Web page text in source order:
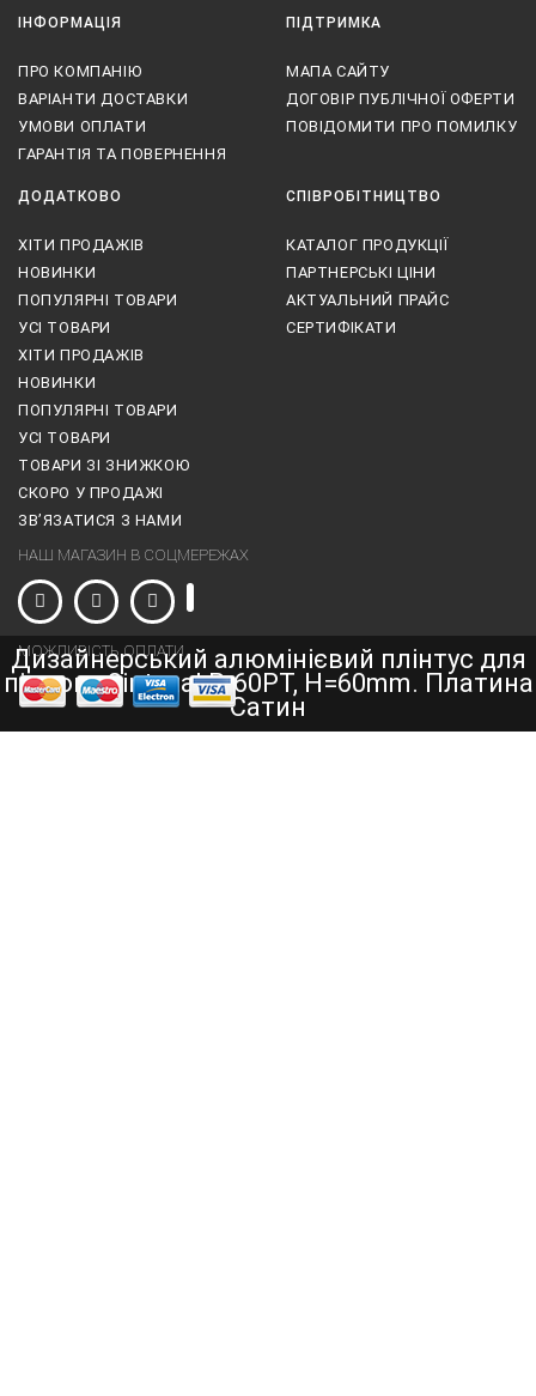
Дизайнерський алюмінієвий плінтус для
підлоги Sintezal P-60PT, H=60mm. Платина
Сатин
ІНФОРМАЦІЯ
ПРО КОМПАНІЮ
ВАРІАНТИ ДОСТАВКИ
УМОВИ ОПЛАТИ
ГАРАНТІЯ ТА ПОВЕРНЕННЯ
ПІДТРИМКА
МАПА САЙТУ
ДОГОВІР ПУБЛІЧНОЇ ОФЕРТИ
ПОВІДОМИТИ ПРО ПОМИЛКУ
ДОДАТКОВО
ХІТИ ПРОДАЖІВ
НОВИНКИ
ПОПУЛЯРНІ ТОВАРИ
УСІ ТОВАРИ
ХІТИ ПРОДАЖІВ
НОВИНКИ
ПОПУЛЯРНІ ТОВАРИ
УСІ ТОВАРИ
ТОВАРИ ЗІ ЗНИЖКОЮ
СКОРО У ПРОДАЖІ
ЗВ’ЯЗАТИСЯ З НАМИ
СПІВРОБІТНИЦТВО
КАТАЛОГ ПРОДУКЦІЇ
ПАРТНЕРСЬКІ ЦІНИ
АКТУАЛЬНИЙ ПРАЙС
СЕРТИФІКАТИ
НАШ МАГАЗИН В СОЦМЕРЕЖАХ
МОЖЛИВІСТЬ ОПЛАТИ